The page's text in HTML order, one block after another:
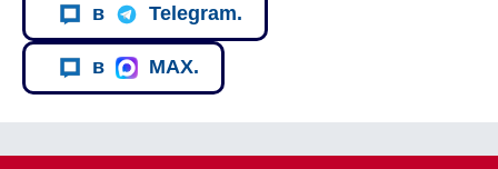
в Telegram.
в MAX.